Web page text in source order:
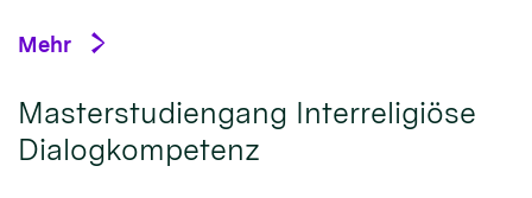
Mehr
Masterstudiengang Interreligiöse
Dialogkompetenz